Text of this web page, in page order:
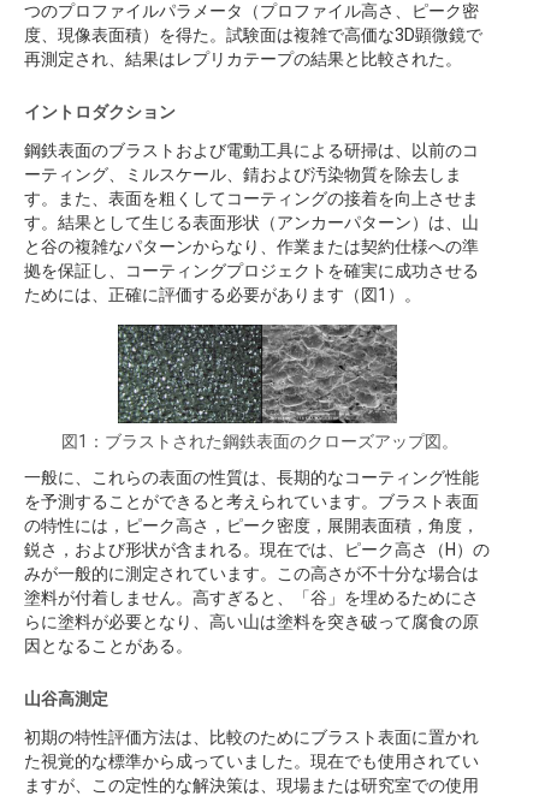
つのプロファイルパラメータ（プロファイル高さ、ピーク密
度、現像表面積）を得た。試験面は複雑で高価な3D顕微鏡で
再測定され、結果はレプリカテープの結果と比較された。
イントロダクション
鋼鉄表面のブラストおよび電動工具による研掃は、以前のコ
ーティング、ミルスケール、錆および汚染物質を除去しま
す。また、表面を粗くしてコーティングの接着を向上させま
す。結果として生じる表面形状（アンカーパターン）は、山
と谷の複雑なパターンからなり、作業または契約仕様への準
拠を保証し、コーティングプロジェクトを確実に成功させる
ためには、正確に評価する必要があります（図1）。
図1：ブラストされた鋼鉄表面のクローズアップ図。
一般に、これらの表面の性質は、長期的なコーティング性能
を予測することができると考えられています。ブラスト表面
の特性には，ピーク高さ，ピーク密度，展開表面積，角度，
鋭さ，および形状が含まれる。現在では、ピーク高さ（H）の
みが一般的に測定されています。この高さが不十分な場合は
塗料が付着しません。高すぎると、「谷」を埋めるためにさ
らに塗料が必要となり、高い山は塗料を突き破って腐食の原
因となることがある。
山谷高測定
初期の特性評価方法は、比較のためにブラスト表面に置かれ
た視覚的な標準から成っていました。現在でも使用されてい
ますが、この定性的な解決策は、現場または研究室での使用